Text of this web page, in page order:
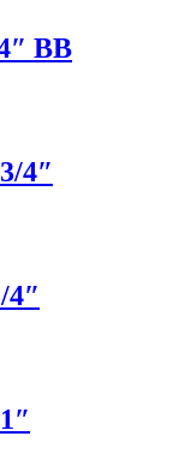
BB
4″
4″